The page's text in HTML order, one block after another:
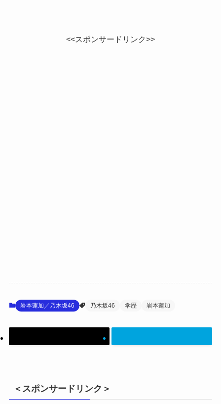
<<スポンサードリンク>>
岩本蓮加／乃木坂46 乃木坂46 学歴 岩本蓮加
＜スポンサードリンク＞